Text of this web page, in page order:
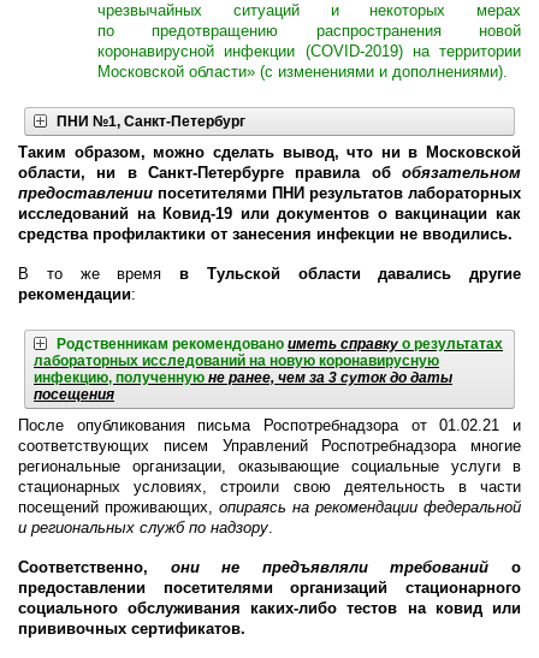
чрезвычайных ситуаций и некоторых мерах
по предотвращению распространения новой
коронавирусной инфекции (COVID-2019) на территории
Московской области» (с изменениями и дополнениями).
ПНИ №1, Санкт-Петербург
Таким образом, можно сделать вывод, что ни в Московской
области, ни в Санкт-Петербурге правила об обязательном
предоставлении посетителями ПНИ результатов лабораторных
исследований на Ковид-19 или документов о вакцинации как
средства профилактики от занесения инфекции не вводились.
В то же время в Тульской области давались другие
рекомендации:
Родственникам рекомендовано иметь справку о результатах
лабораторных исследований на новую коронавирусную
инфекцию, полученную не ранее, чем за 3 суток до даты
посещения
После опубликования письма Роспотребнадзора от 01.02.21 и
соответствующих писем Управлений Роспотребнадзора многие
региональные организации, оказывающие социальные услуги в
стационарных условиях, строили свою деятельность в части
посещений проживающих, опираясь на рекомендации федеральной
и региональных служб по надзору.
Соответственно, они не предъявляли требований о
предоставлении посетителями организаций стационарного
социального обслуживания каких-либо тестов на ковид или
прививочных сертификатов.